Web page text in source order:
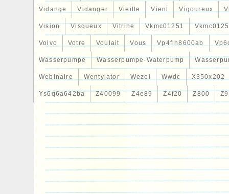
Vidange Vidanger Vieille Vient Vigoureux
Vision Visqueux Vitrine Vkmc01251
Volvo Votre Voulait Vous Vp4flh8600ab
Wasserpumpe Wasserpumpe-Waterpump
Webinaire Wentylator Wezel Wwdc X350x202
Ys6q6a642ba Z40099 Z4e89 Z4f20 Z800